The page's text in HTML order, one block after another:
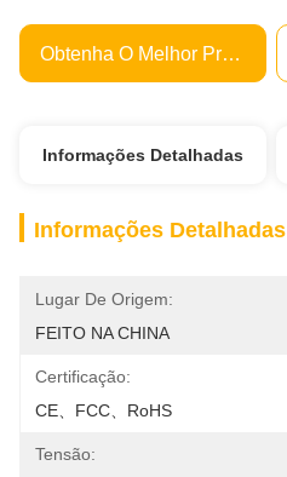
Obtenha O Melhor Preço
Informações Detalhadas
Informações Detalhadas
Lugar De Origem:
FEITO NA CHINA
Certificação:
CE、FCC、RoHS
Tensão: